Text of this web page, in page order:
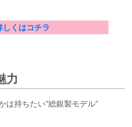
しくはコチラ
力
は持ちたい“総銀製モデル”